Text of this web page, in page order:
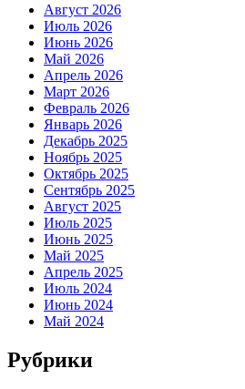
Август 2026
Июль 2026
Июнь 2026
Май 2026
Апрель 2026
Март 2026
Февраль 2026
Январь 2026
Декабрь 2025
Ноябрь 2025
Октябрь 2025
Сентябрь 2025
Август 2025
Июль 2025
Июнь 2025
Май 2025
Апрель 2025
Июль 2024
Июнь 2024
Май 2024
Рубрики